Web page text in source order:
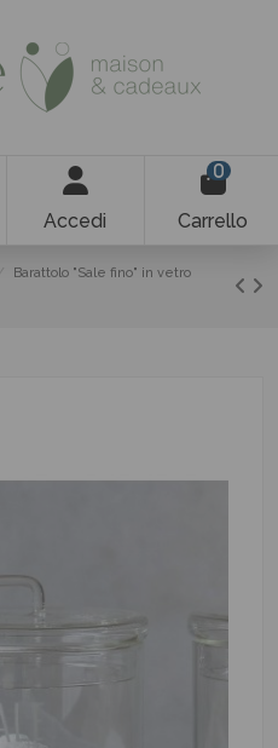
Accedi
0
Carrello
Barattolo "Sale fino" in vetro